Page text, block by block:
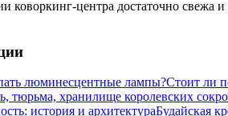
коворкинг-центра достаточно
Стоит ли
Будайская